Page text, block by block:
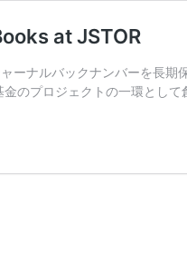
at JSTOR
ーナルバックナンバーを長
金のプロジェクトの一環とし